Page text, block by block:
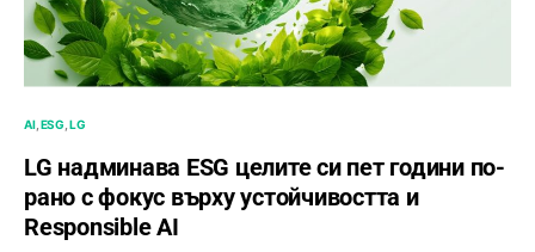
AI ESG LG
LG надминава ESG целите си пет години по-
рано с фокус върху устойчивостта и
Responsible AI